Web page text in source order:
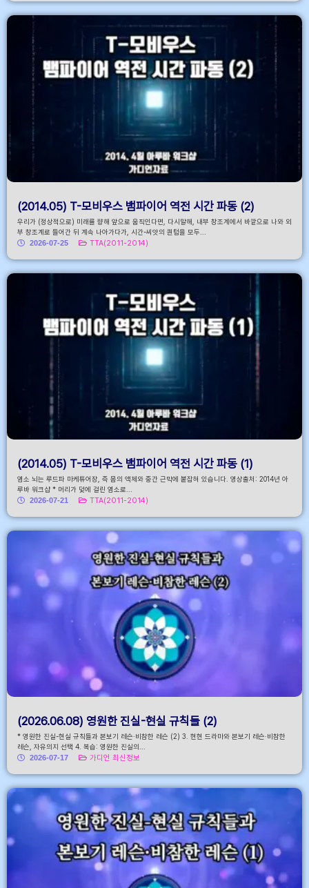
(2014.05) T-모비우스 뱀파이어 역전 시간 파동 (2)
우리가 (정상적으로) 미래를 향해 앞으로 움직인다면, 다시말해, 내부 창조계에서 바깥으로 나와 외
부 창조계로 들어간 뒤 계속 나아가다가, 시간-씨앗의 퀀텀을 모두...
2026-07-25
TTA(2011-2014)
(2014.05) T-모비우스 뱀파이어 역전 시간 파동 (1)
염소 뇌는 루드파 마케튜어장, 즉 몸의 액체와 중간 근막에 붙잡혀 있습니다. 영상출처: 2014년 아
루바 워크샵 * 머리가 덫에 걸린 염소로...
2026-07-21
TTA(2011-2014)
(2026.06.08) 영원한 진실-현실 규칙들 (2)
* 영원한 진실-현실 규칙들과 본보기 레슨·비참한 레슨 (2) 3. 현현 드라마와 본보기 레슨·비참한
레슨, 자유의지 선택 4. 복습: 영원한 진실의...
2026-07-17
가디언 최신정보